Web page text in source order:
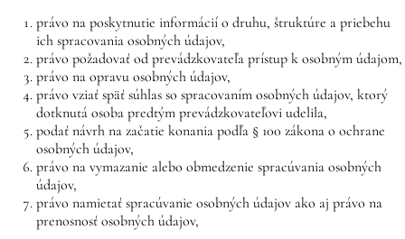
právo na poskytnutie informácií o druhu, štruktúre a priebehu
ich spracovania osobných údajov,
právo požadovať od prevádzkovateľa prístup k osobným údajom,
právo na opravu osobných údajov,
právo vziať späť súhlas so spracovaním osobných údajov, ktorý
dotknutá osoba predtým prevádzkovateľovi udelila,
podať návrh na začatie konania podľa § 100 zákona o ochrane
osobných údajov,
právo na vymazanie alebo obmedzenie spracúvania osobných
údajov,
právo namietať spracúvanie osobných údajov ako aj právo na
prenosnosť osobných údajov,